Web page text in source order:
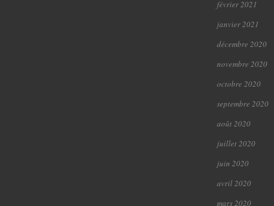
février 2021
janvier 2021
décembre 2020
novembre 2020
octobre 2020
septembre 2020
août 2020
juillet 2020
juin 2020
avril 2020
mars 2020